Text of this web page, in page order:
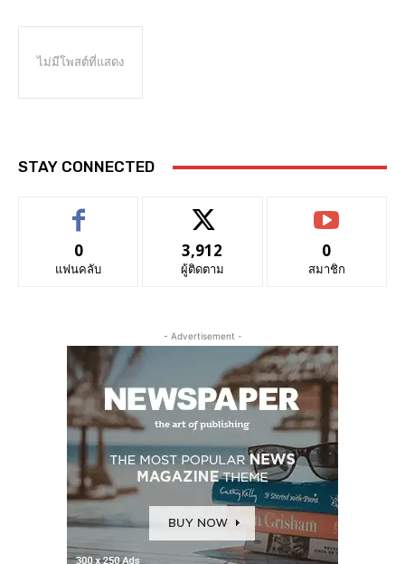
ไม่มีโพสต์ที่แสดง
STAY CONNECTED
0
แฟนคลับ
3,912
ผู้ติดตาม
0
สมาชิก
- Advertisement -